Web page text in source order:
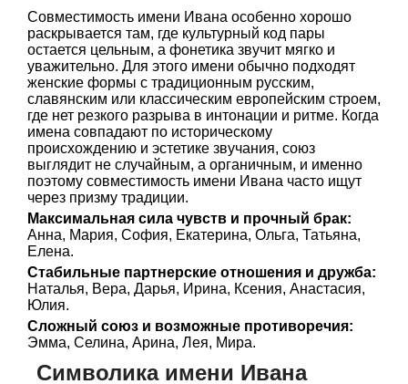
Совместимость имени Ивана особенно хорошо
раскрывается там, где культурный код пары
остается цельным, а фонетика звучит мягко и
уважительно. Для этого имени обычно подходят
женские формы с традиционным русским,
славянским или классическим европейским строем,
где нет резкого разрыва в интонации и ритме. Когда
имена совпадают по историческому
происхождению и эстетике звучания, союз
выглядит не случайным, а органичным, и именно
поэтому совместимость имени Ивана часто ищут
через призму традиции.
Максимальная сила чувств и прочный брак:
Анна, Мария, София, Екатерина, Ольга, Татьяна,
Елена.
Стабильные партнерские отношения и дружба:
Наталья, Вера, Дарья, Ирина, Ксения, Анастасия,
Юлия.
Сложный союз и возможные противоречия:
Эмма, Селина, Арина, Лея, Мира.
Символика имени Ивана